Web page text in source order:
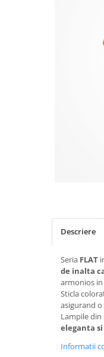
Descriere
Seria FLAT
de inalta
armonios
Sticla
asigurand o
Lampile din
eleganta
Informatii